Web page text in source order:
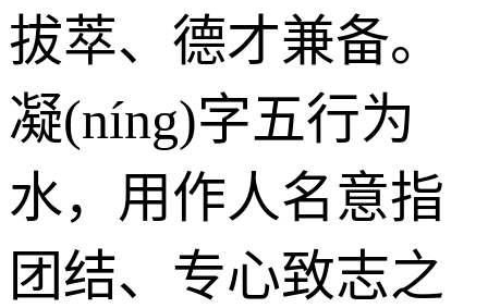
拔萃、德才兼备。
凝(níng)字五行为
水，用作人名意指
团结、专心致志之